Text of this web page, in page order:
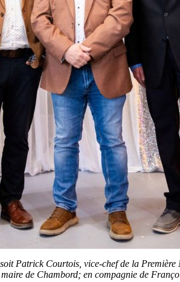
Patrick Courtois, vice-chef de la
de Chambord; en compagnie de